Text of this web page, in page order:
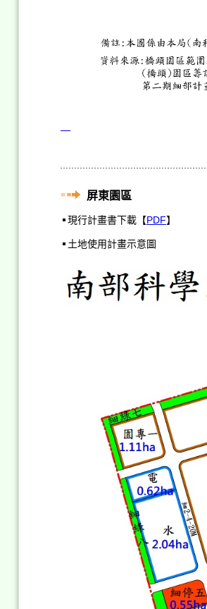
屏東園區
現行計畫書下載【PDF】
土地使用計畫示意圖